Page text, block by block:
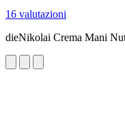
16 valutazioni
dieNikolai Crema Mani